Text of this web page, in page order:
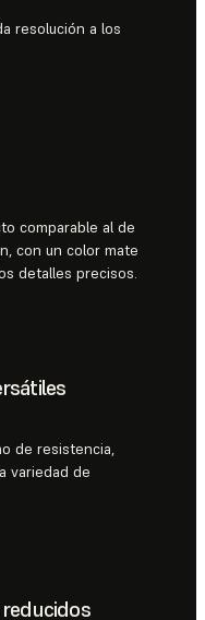
resolución a los
comparable al de
con un color mate
detalles precisos.
de resistencia,
variedad de